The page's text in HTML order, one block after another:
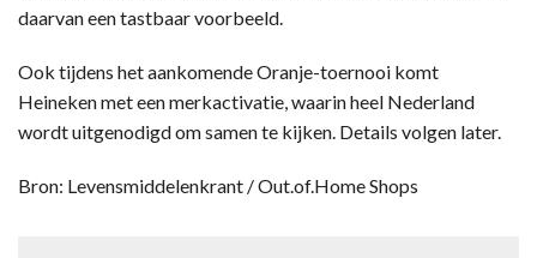
daarvan een tastbaar voorbeeld.
Ook tijdens het aankomende Oranje-toernooi komt
Heineken met een merkactivatie, waarin heel Nederland
wordt uitgenodigd om samen te kijken. Details volgen later.
Bron: Levensmiddelenkrant / Out.of.Home Shops